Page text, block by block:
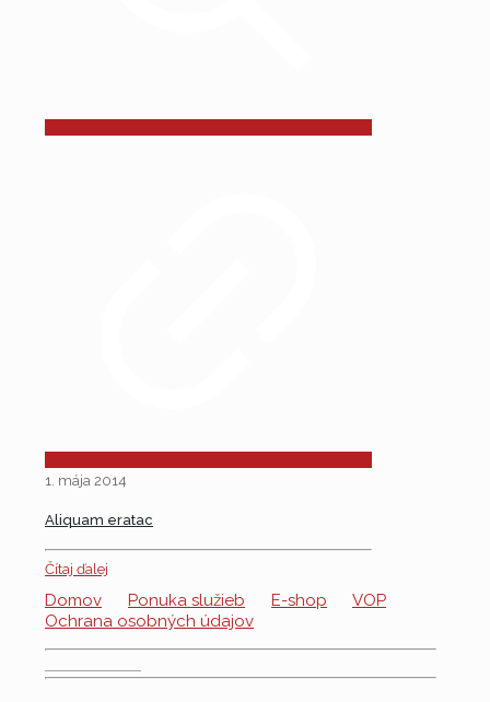
1. mája 2014
Aliquam eratac
Čítaj ďalej
Domov Ponuka služieb E-shop
VOP
Ochrana osobných údajov